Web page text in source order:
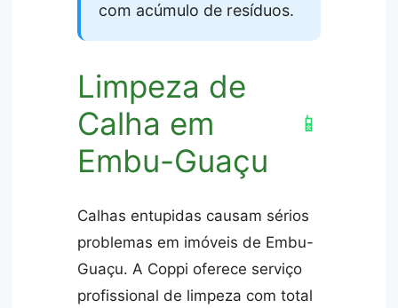
com acúmulo de resíduos.
Limpeza de
Calha em
Embu-Guaçu
📱
Calhas entupidas causam sérios
problemas em imóveis de Embu-
Guaçu. A Coppi oferece serviço
profissional de limpeza com total